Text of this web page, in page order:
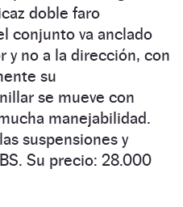
doble faro
conjunto va anclado
y no a la dirección, con
su
se mueve con
manejabilidad.
suspensiones y
Su precio: 28.000